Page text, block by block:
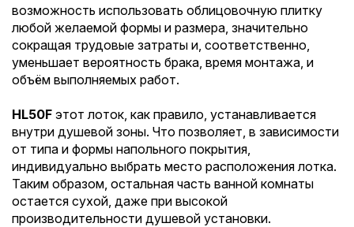
возможность использовать облицовочную плитку
любой желаемой формы и размера, значительно
сокращая трудовые затраты и, соответственно,
уменьшает вероятность брака, время монтажа, и
объём выполняемых работ.
HL50F этот лоток, как правило, устанавливается
внутри душевой зоны. Что позволяет, в зависимости
от типа и формы напольного покрытия,
индивидуально выбрать место расположения лотка.
Таким образом, остальная часть ванной комнаты
остается сухой, даже при высокой
производительности душевой установки.